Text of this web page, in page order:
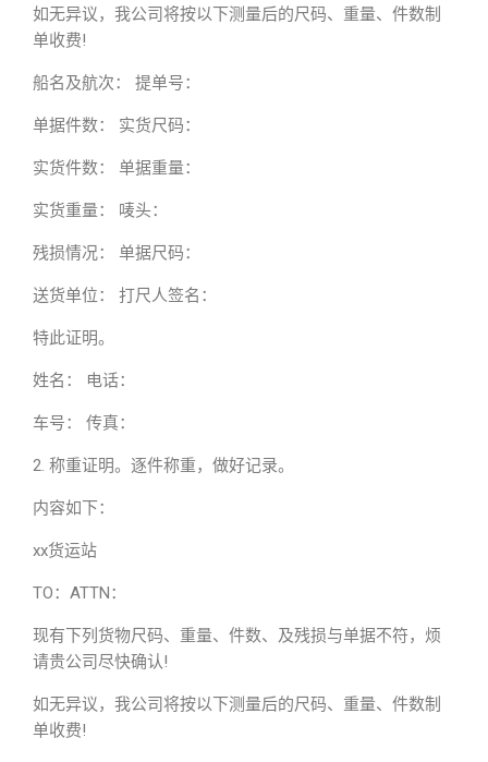
如无异议，我公司将按以下测量后的尺码、重量、件数制
单收费!
船名及航次： 提单号：
单据件数： 实货尺码：
实货件数： 单据重量：
实货重量： 唛头：
残损情况： 单据尺码：
送货单位： 打尺人签名：
特此证明。
姓名： 电话：
车号： 传真：
2. 称重证明。逐件称重，做好记录。
内容如下：
xx货运站
TO：ATTN：
现有下列货物尺码、重量、件数、及残损与单据不符，烦
请贵公司尽快确认!
如无异议，我公司将按以下测量后的尺码、重量、件数制
单收费!